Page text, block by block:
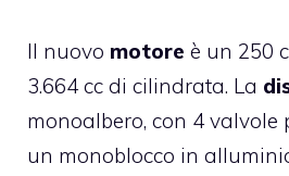
Il nuovo motore è un 250
3.664 cc di cilindrata. La
monoalbero, con 4 valvole
un monoblocco in